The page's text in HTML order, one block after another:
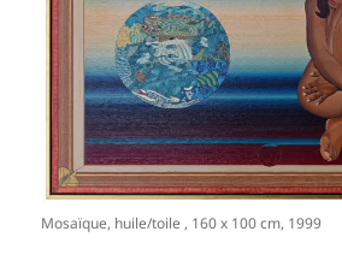
Mosaïque, huile/toile , 160 x 100 cm, 1999